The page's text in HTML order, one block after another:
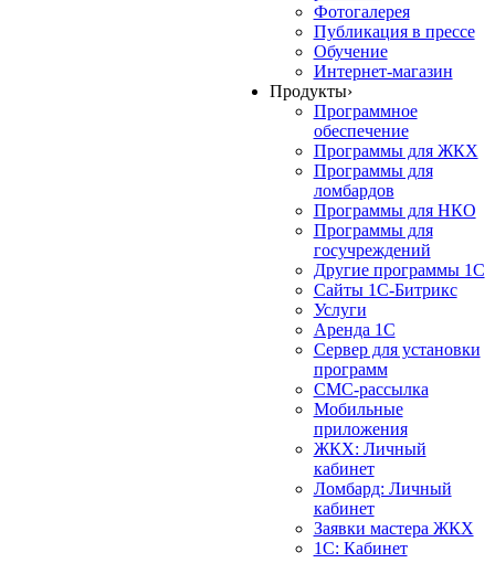
Фотогалерея
Публикация в прессе
Обучение
Интернет-магазин
Продукты›
Программное
обеспечение
Программы для ЖКХ
Программы для
ломбардов
Программы для НКО
Программы для
госучреждений
Другие программы 1С
Сайты 1С-Битрикс
Услуги
Аренда 1С
Сервер для установки
программ
СМС-рассылка
Мобильные
приложения
ЖКХ: Личный
кабинет
Ломбард: Личный
кабинет
Заявки мастера ЖКХ
1С: Кабинет